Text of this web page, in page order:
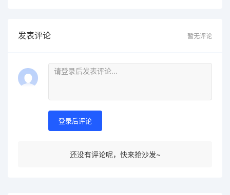
发表评论 暂无评论
登录后评论
还没有评论呢，快来抢沙发~